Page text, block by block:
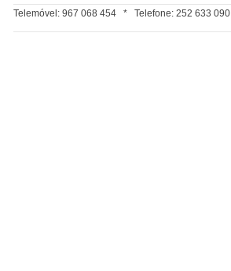
Telemóvel: 967 068 454 * Telefone: 252 633 090